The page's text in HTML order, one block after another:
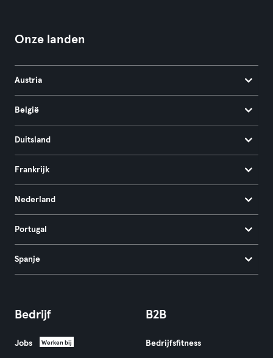
Onze landen
Austria
België
Duitsland
Frankrijk
Nederland
Portugal
Spanje
Bedrijf
Jobs Werken bij
B2B
Bedrijfsfitness